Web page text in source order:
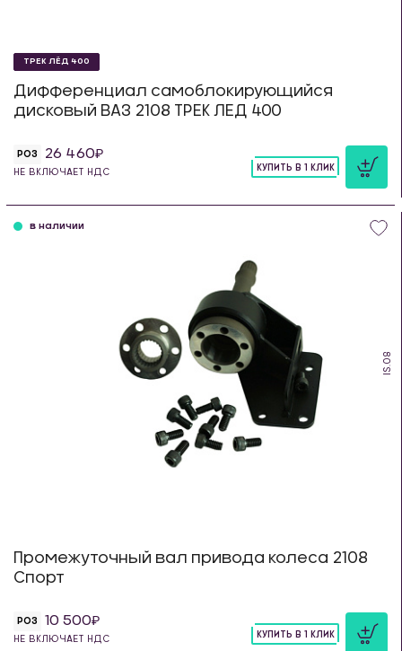
ТРЕК ЛЁД 400
Дифференциал самоблокирующийся
дисковый ВАЗ 2108 ТРЕК ЛЕД 400
РОЗ 26 460
НЕ ВКЛЮЧАЕТ НДС
КУПИТЬ В 1 КЛИК
IS.08
в наличии
Промежуточный вал привода колеса 2108
Спорт
РОЗ 10 500
НЕ ВКЛЮЧАЕТ НДС
КУПИТЬ В 1 КЛИК